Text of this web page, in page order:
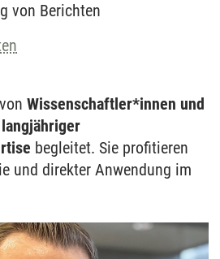
von Berichten
Wissenschaftler*innen und
begleitet. Sie profitieren
und direkter Anwendung im